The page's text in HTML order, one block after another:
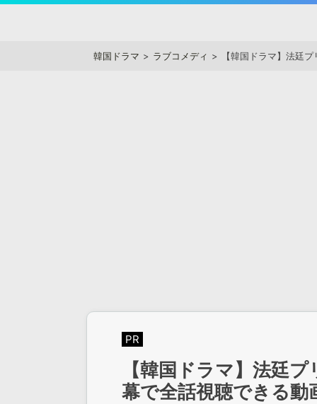
韓国ドラマ ラブコメディ 【韓国ドラマ】法廷
PR
【韓国ドラマ】法廷
幕で全話視聴できる動